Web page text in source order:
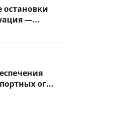
остановки
—...
ог...